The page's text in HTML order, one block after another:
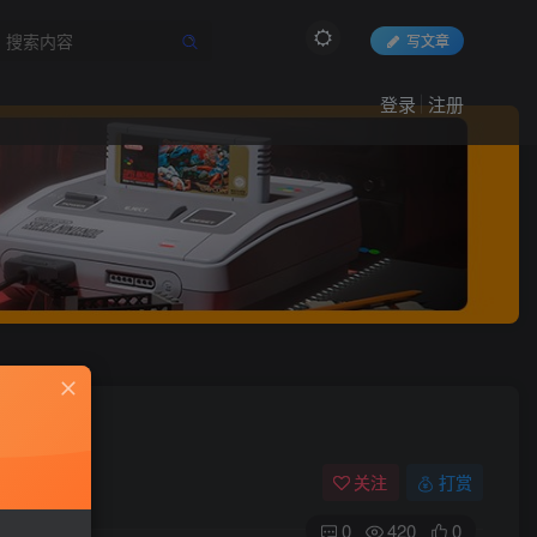
写文章
登录 注册
关注 打赏
0 420 0